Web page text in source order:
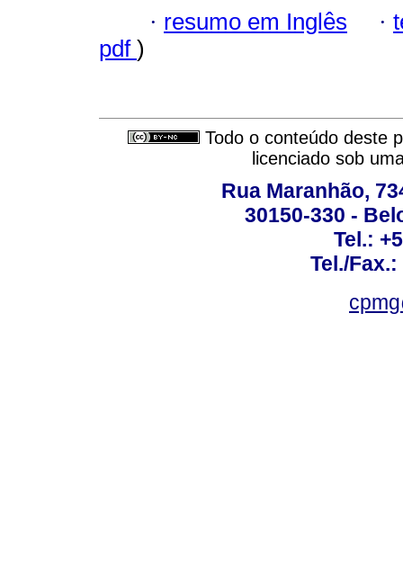
· resumo em Inglês ·
pdf )
Todo o conteúdo deste
licenciado sob
Rua Maranhão,
30150-330 -
Tel.:
Tel./Fax.: